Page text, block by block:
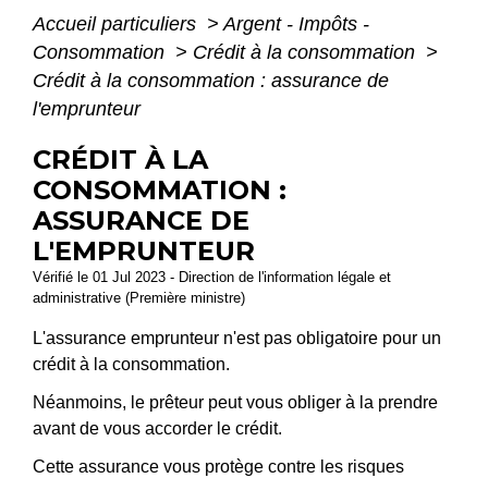
Accueil particuliers > Argent - Impôts -
Consommation > Crédit à la consommation >
Crédit à la consommation : assurance de
l'emprunteur
CRÉDIT À LA
CONSOMMATION :
ASSURANCE DE
L'EMPRUNTEUR
Vérifié le 01 Jul 2023 - Direction de l'information légale et
administrative (Première ministre)
L'assurance emprunteur n'est pas obligatoire pour un
crédit à la consommation.
Néanmoins, le prêteur peut vous obliger à la prendre
avant de vous accorder le crédit.
Cette assurance vous protège contre les risques